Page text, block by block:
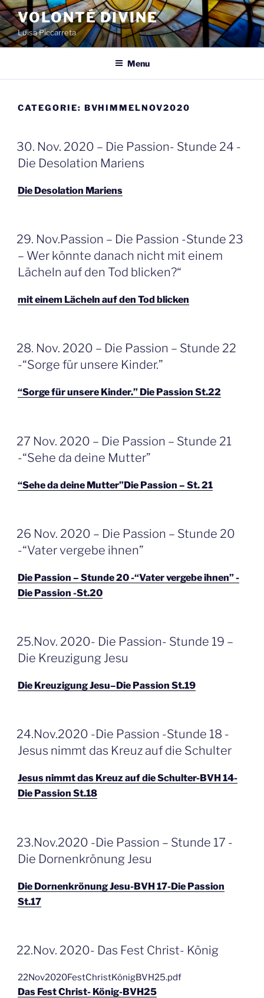
Spring
naar
de
inhoud
VOLONTÉ DIVINE
Luisa Piccarreta
Menu
CATEGORIE: BVHIMMELNOV2020
GEPLAATST
OP
30. Nov. 2020 – Die Passion- Stunde 24 -
Die Desolation Mariens
Die Desolation Mariens
GEPLAATST
OP
29. Nov.Passion – Die Passion -Stunde 23
– Wer könnte danach nicht mit einem
Lächeln auf den Tod blicken?“
mit einem Lächeln auf den Tod blicken
GEPLAATST
OP
28. Nov. 2020 – Die Passion – Stunde 22
-“Sorge für unsere Kinder.”
“Sorge für unsere Kinder.” Die Passion St.22
GEPLAATST
OP
27 Nov. 2020 – Die Passion – Stunde 21
-“Sehe da deine Mutter”
“Sehe da deine Mutter”Die Passion – St. 21
GEPLAATST
OP
26 Nov. 2020 – Die Passion – Stunde 20
-“Vater vergebe ihnen”
Die Passion – Stunde 20 -“Vater vergebe ihnen” -
Die Passion -St.20
GEPLAATST
OP
25.Nov. 2020- Die Passion- Stunde 19 –
Die Kreuzigung Jesu
Die Kreuzigung Jesu–Die Passion St.19
GEPLAATST
OP
24.Nov.2020 -Die Passion -Stunde 18 -
Jesus nimmt das Kreuz auf die Schulter
Jesus nimmt das Kreuz auf die Schulter-BVH 14-
Die Passion St.18
GEPLAATST
OP
23.Nov.2020 -Die Passion – Stunde 17 -
Die Dornenkrönung Jesu
Die Dornenkrönung Jesu-BVH 17-Die Passion
St.17
GEPLAATST
OP
22.Nov. 2020- Das Fest Christ- König
22Nov2020FestChristKönigBVH25.pdf
Das Fest Christ- König-BVH25